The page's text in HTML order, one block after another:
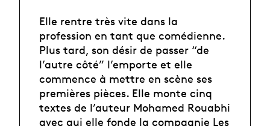
Elle rentre très vite dans la
profession en tant que comédienne.
Plus tard, son désir de passer “de
l’autre côté” l’emporte et elle
commence à mettre en scène ses
premières pièces. Elle monte cinq
textes de l’auteur Mohamed Rouabhi
avec qui elle fonde la compagnie Les